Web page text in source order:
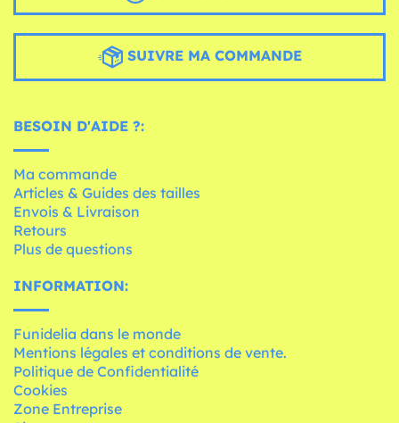
SUIVRE MA COMMANDE
BESOIN D'AIDE ?:
Ma commande
Articles & Guides des tailles
Envois & Livraison
Retours
Plus de questions
INFORMATION:
Funidelia dans le monde
Mentions légales et conditions de vente.
Politique de Confidentialité
Cookies
Zone Entreprise